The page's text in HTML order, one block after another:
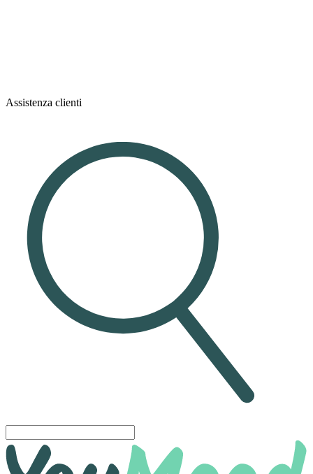
Assistenza clienti